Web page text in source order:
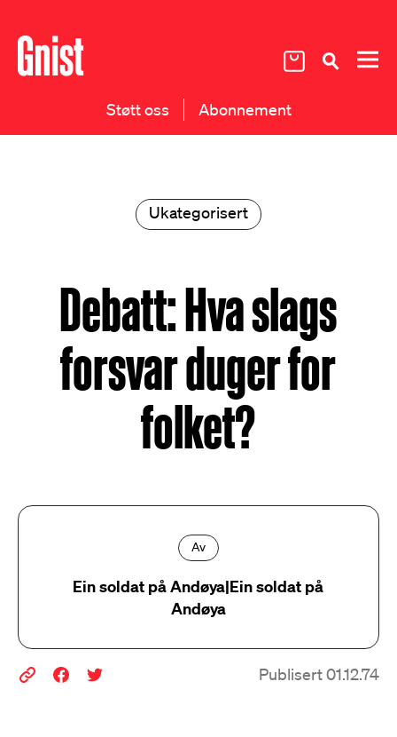
Støtt oss Abonnement
Ukategorisert
Debatt: Hva slags
forsvar duger for
folket?
Av
Ein soldat på Andøya|Ein soldat på
Andøya
Publisert 01.12.74